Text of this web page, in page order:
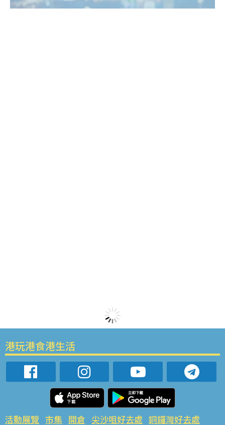
港玩港食港生活
活動展覽 市集 開倉 尖沙咀好去處 銅鑼灣好去處